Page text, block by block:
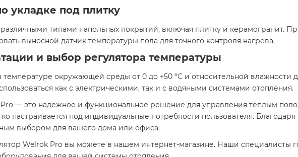
укладке под плитку
типами напольных покрытий, включая плитку и керамогранит.
выносной датчик температуры пола для точного контроля нагрева.​
и выбор регулятора температуры
температуре окружающей среды от 0 до +50 °C и относительной
как с электрическими, так и с водяными системами отопления.​
— это надёжное и функциональное решение для управления тёплым
настраивается под индивидуальные потребности пользователя.
выбором для вашего дома или офиса.​
Welrok Pro вы можете в нашем интернет-магазине. Наши специалисты